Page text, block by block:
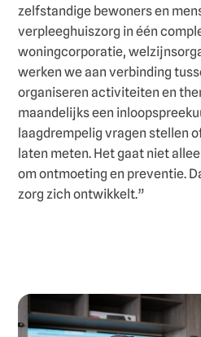
zelfstandige bewoners en
verpleeghuiszorg in één
woningcorporatie,
werken we aan verbinding
organiseren activiteiten en
maandelijks een
laagdrempelig vragen stellen
laten meten. Het gaat niet
om ontmoeting en preventie.
zorg zich ontwikkelt.”